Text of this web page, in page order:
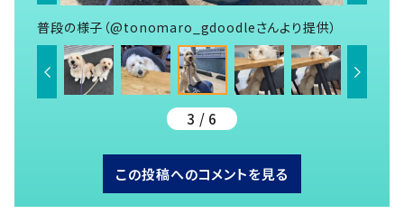
普段の様子（@tonomaro_gdoodleさんより提供）
3 / 6
この投稿へのコメントを見る